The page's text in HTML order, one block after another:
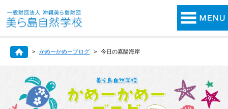
かめーかめーブログ 今日の嘉陽海岸